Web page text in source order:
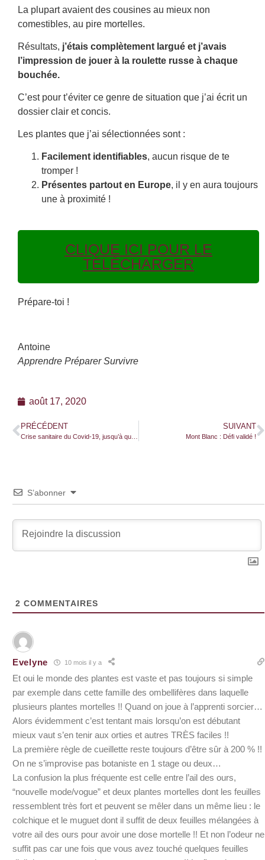
La plupart avaient des cousines au mieux non
comestibles, au pire mortelles.
Résultats, j’étais complètement largué et j’avais
l’impression de jouer à la roulette russe à chaque
bouchée.
C’est pour t’éviter ce genre de situation que j’ai écrit un
dossier clair et concis.
Les plantes que j’ai sélectionnées sont :
Facilement identifiables, aucun risque de te
tromper !
Présentes partout en Europe, il y en aura toujours
une à proximité !
CLIQUE ICI POUR LE
TÉLÉCHARGER
Prépare-toi !
Antoine
Apprendre Préparer Survivre
août 17, 2020
PRÉCÉDENT
Crise sanitaire du Covid-19, jusqu’à quand attendre ses conséquences économiques ?
SUIVANT
Mont Blanc : Défi validé !
S’abonner
2 COMMENTAIRES
Evelyne 10 mois il y a
Et oui le monde des plantes est vaste et pas toujours si simple
par exemple dans cette famille des ombellifères dans laquelle
plusieurs plantes mortelles !! Quand on joue à l’apprenti sorcier…
Alors évidemment c’est tentant mais lorsqu’on est débutant
mieux vaut s’en tenir aux orties et autres TRÈS faciles !!
La première règle de cueillette reste toujours d’être sûr à 200 % !!
On ne s’improvise pas botaniste en 1 stage ou deux…
La confusion la plus fréquente est celle entre l’ail des ours,
“nouvelle mode/vogue” et deux plantes mortelles dont les feuilles
ressemblent très fort et peuvent se mêler dans un même lieu : le
colchique et le muguet dont il suffit de deux feuilles mélangées à
votre ail des ours pour avoir une dose mortelle !! Et non l’odeur ne
suffit pas car une fois que vous avez touché quelques feuilles